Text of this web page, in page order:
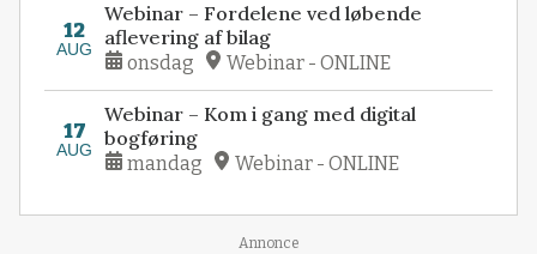
12
AUG
Webinar – Fordelene ved løbende
aflevering af bilag
onsdag Webinar - ONLINE
17
AUG
Webinar – Kom i gang med digital
bogføring
mandag Webinar - ONLINE
Annonce